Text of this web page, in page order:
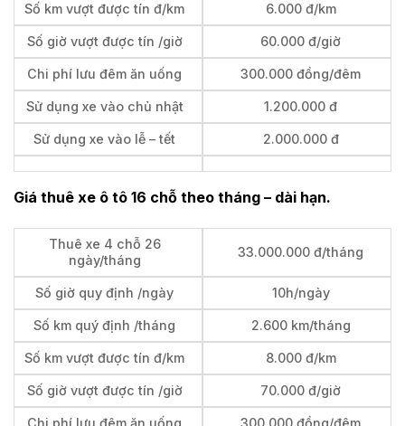
Số km vượt được tín đ/km 6.000 đ/km
Số giờ vượt được tín /giờ 60.000 đ/giờ
Chi phí lưu đêm ăn uống 300.000 đồng/đêm
Sử dụng xe vào chủ nhật 1.200.000 đ
Sử dụng xe vào lễ – tết 2.000.000 đ
Giá thuê xe ô tô 16 chỗ theo tháng – dài hạn.
Thuê xe 4 chỗ 26
ngày/tháng
33.000.000 đ/tháng
Số giờ quy định /ngày 10h/ngày
Số km quý định /tháng 2.600 km/tháng
Số km vượt được tín đ/km 8.000 đ/km
Số giờ vượt được tín /giờ 70.000 đ/giờ